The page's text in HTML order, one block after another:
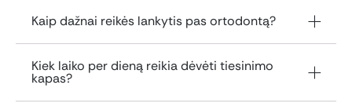
Kaip dažnai reikės lankytis pas ortodontą?
Kiek laiko per dieną reikia dėvėti tiesinimo
kapas?